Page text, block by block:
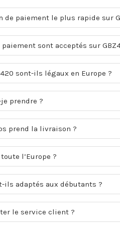
de paiement le plus rapide sur
paiement sont acceptés sur
sont-ils légaux en Europe ?
prendre ?
prend la livraison ?
l’Europe ?
ils adaptés aux débutants ?
le service client ?